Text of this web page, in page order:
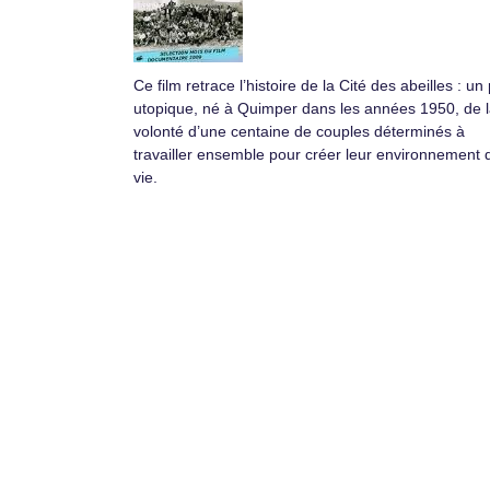
Ce film retrace l’histoire de la Cité des abeilles : un
utopique, né à Quimper dans les années 1950, de
volonté d’une centaine de couples déterminés à
travailler ensemble pour créer leur environnement
vie.